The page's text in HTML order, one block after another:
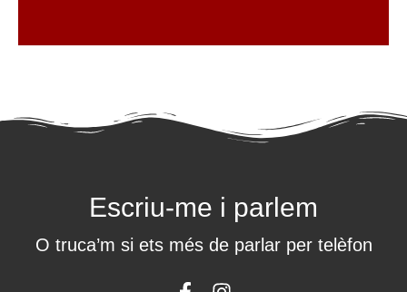
Escriu-me i parlem
O truca’m si ets més de parlar per telèfon